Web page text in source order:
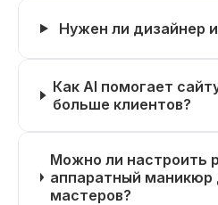
Нужен ли дизайнер
Как AI помогает
больше клиентов?
Можно ли настроить
аппаратный маникюр
мастеров?